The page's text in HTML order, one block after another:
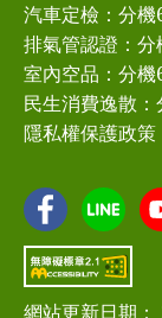
汽車定檢：分機
排氣管認證：分
室內空品：分機
民生消費逸散
隱私權保護政策
網站更新日期